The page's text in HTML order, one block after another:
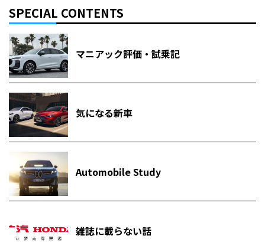
SPECIAL CONTENTS
マニアック評価・試乗記
気になる新車
Automobile Study
雑誌に載らない話